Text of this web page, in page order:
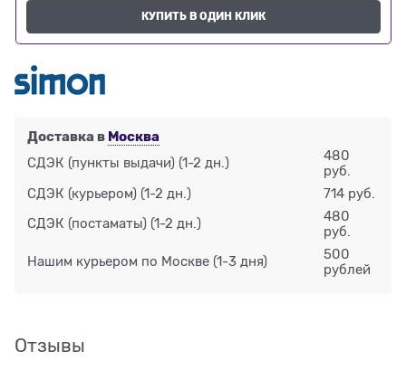
КУПИТЬ В ОДИН КЛИК
Доставка в Москва
СДЭК (пункты выдачи) (1-2 дн.)
480
руб.
СДЭК (курьером) (1-2 дн.) 714 руб.
СДЭК (постаматы) (1-2 дн.)
480
руб.
Нашим курьером по Москве (1-3 дня)
500
рублей
Отзывы